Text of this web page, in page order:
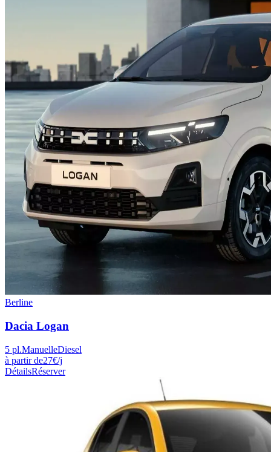
Berline
Dacia Logan
5 pl.ManuelleDiesel
à partir de27€/j
DétailsRéserver